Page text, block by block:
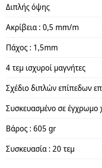
Διπλής όψης
Ακρίβεια : 0,5 mm/m
Πάχος : 1,5mm
4 τεμ ισχυροί μαγνήτες
Σχέδιο διπλών επίπεδων
Συσκευασμένο σε έγχρωμο
Βάρος : 605 gr
Συσκευασία : 20 τεμ